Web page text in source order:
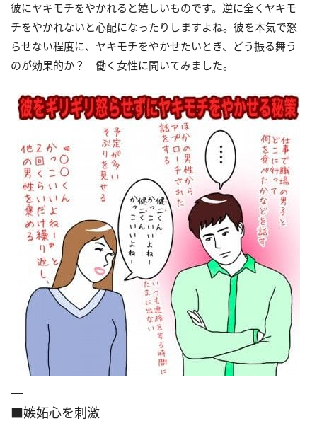
彼にヤキモチをやかれると嬉しいものです。逆に全くヤキモ
チをやかれないと心配になったりしますよね。彼を本気で怒
らせない程度に、ヤキモチをやかせたいとき、どう振る舞う
のが効果的か？ 働く女性に聞いてみました。
■嫉妬心を刺激